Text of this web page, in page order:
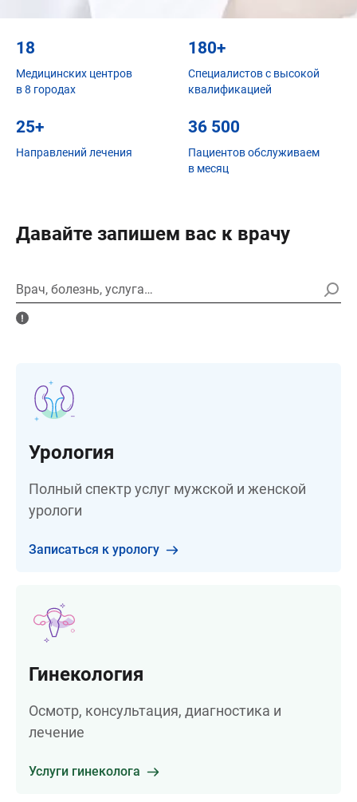
18
Медицинских центров
в 8 городах
180+
Специалистов с высокой
квалификацией
25+
Направлений лечения
36 500
Пациентов обслуживаем
в месяц
Давайте запишем вас к врачу
Врач, болезнь, услуга…
Урология
Полный спектр услуг мужской и женской
урологи
Записаться к урологу
Гинекология
Осмотр, консультация, диагностика и
лечение
Услуги гинеколога